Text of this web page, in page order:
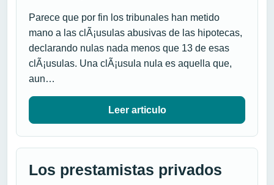
Parece que por fin los tribunales han metido
mano a las clÃ¡usulas abusivas de las hipotecas,
declarando nulas nada menos que 13 de esas
clÃ¡usulas. Una clÃ¡usula nula es aquella que,
aun…
Leer articulo
Los prestamistas privados